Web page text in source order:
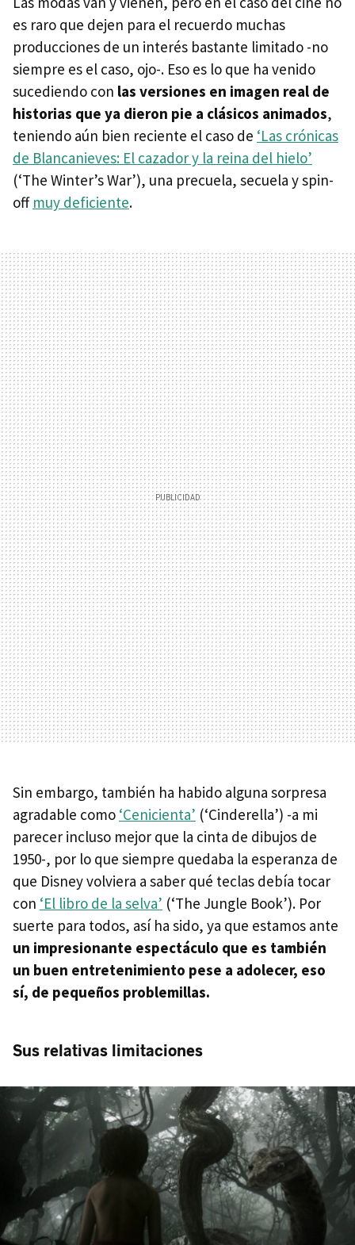
es raro que dejen para el recuerdo muchas
producciones de un interés bastante limitado -no
siempre es el caso, ojo-. Eso es lo que ha venido
sucediendo con las versiones en imagen real de
historias que ya dieron pie a clásicos animados,
teniendo aún bien reciente el caso de ‘Las crónicas
de Blancanieves: El cazador y la reina del hielo’
(‘The Winter’s War’), una precuela, secuela y spin-
off muy deficiente.
Sin embargo, también ha habido alguna sorpresa
agradable como ‘Cenicienta’ (‘Cinderella’) -a mi
parecer incluso mejor que la cinta de dibujos de
1950-, por lo que siempre quedaba la esperanza de
que Disney volviera a saber qué teclas debía tocar
con ‘El libro de la selva’ (‘The Jungle Book’). Por
suerte para todos, así ha sido, ya que estamos ante
un impresionante espectáculo que es también
un buen entretenimiento pese a adolecer, eso
sí, de pequeños problemillas.
Sus relativas limitaciones